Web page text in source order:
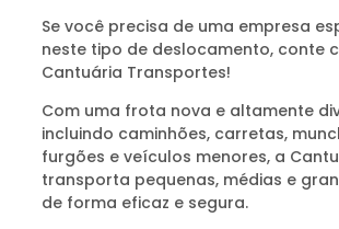
Se você precisa de uma empresa
neste tipo de deslocamento, conte
Cantuária Transportes!
Com uma frota nova e altamente
incluindo caminhões, carretas,
furgões e veículos menores, a
transporta pequenas, médias e
de forma eficaz e segura.